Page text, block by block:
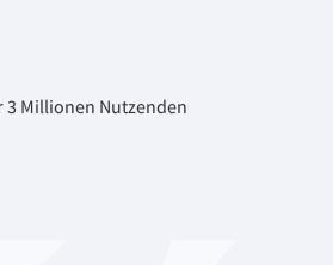
Millionen Nutzenden